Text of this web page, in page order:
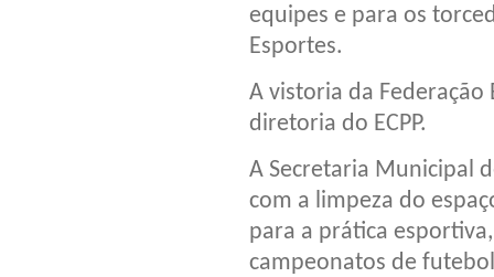
equipes e para os
Esportes.
A vistoria da Federação
diretoria do ECPP.
A Secretaria Municipal
com a limpeza do
para a prática
campeonatos de